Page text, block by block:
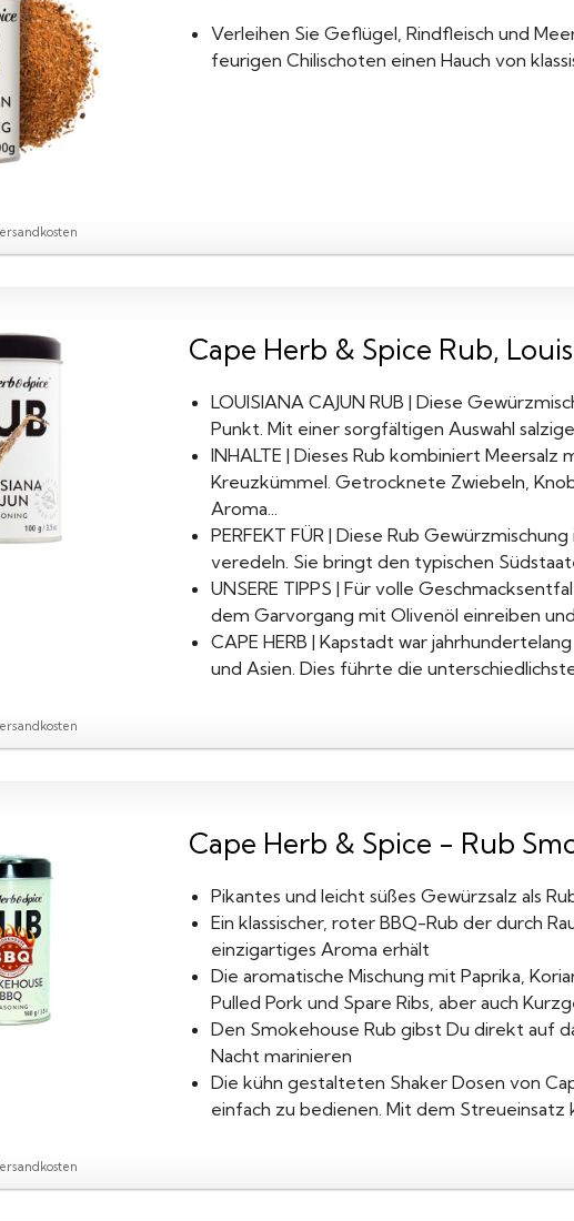
Verleihen Sie Geflügel, Rindfleisch und
feurigen Chilischoten einen Hauch von
Cape Herb & Spice Rub,
LOUISIANA CAJUN RUB | Diese
Punkt. Mit einer sorgfältigen Auswahl
INHALTE | Dieses Rub kombiniert
Kreuzkümmel. Getrocknete Zwiebeln,
Aroma...
PERFEKT FÜR | Diese Rub
veredeln. Sie bringt den typischen
UNSERE TIPPS | Für volle
dem Garvorgang mit Olivenöl einreiben
CAPE HERB | Kapstadt war
und Asien. Dies führte die
Cape Herb & Spice - Rub
Pikantes und leicht süßes Gewürzsalz als
Ein klassischer, roter BBQ-Rub der durch
einzigartiges Aroma erhält
Die aromatische Mischung mit Paprika,
Pulled Pork und Spare Ribs, aber auch
Den Smokehouse Rub gibst Du direkt auf
Nacht marinieren
Die kühn gestalteten Shaker Dosen von
einfach zu bedienen. Mit dem